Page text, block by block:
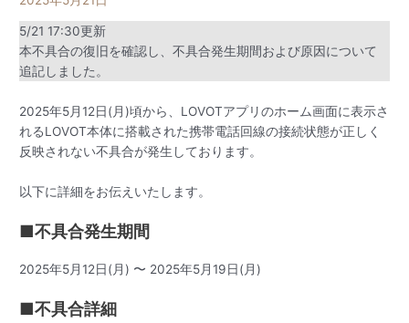
5/21 17:30更新
本不具合の復旧を確認し、不具合発生期間および原因について
追記しました。
2025年5月12日(月)頃から、LOVOTアプリのホーム画面に表示さ
れるLOVOT本体に搭載された携帯電話回線の接続状態が正しく
反映されない不具合が発生しております。
以下に詳細をお伝えいたします。
■不具合発生期間
2025年5月12日(月) 〜 2025年5月19日(月)
■不具合詳細